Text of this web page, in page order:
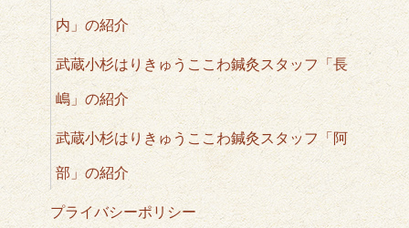
内」の紹介
武蔵小杉はりきゅうここわ鍼灸スタッフ「長
嶋」の紹介
武蔵小杉はりきゅうここわ鍼灸スタッフ「阿
部」の紹介
プライバシーポリシー